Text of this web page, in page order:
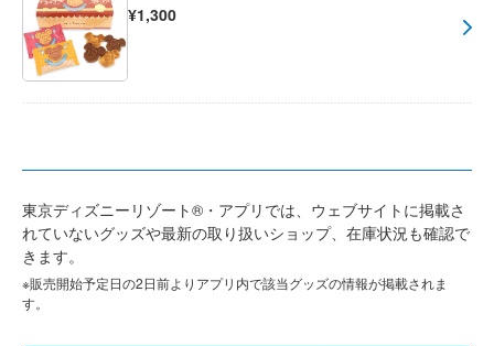
¥1,300
東京ディズニーリゾート®・アプリでは、ウェブサイトに掲載さ
れていないグッズや最新の取り扱いショップ、在庫状況も確認で
きます。
※販売開始予定日の2日前よりアプリ内で該当グッズの情報が掲載されま
す。